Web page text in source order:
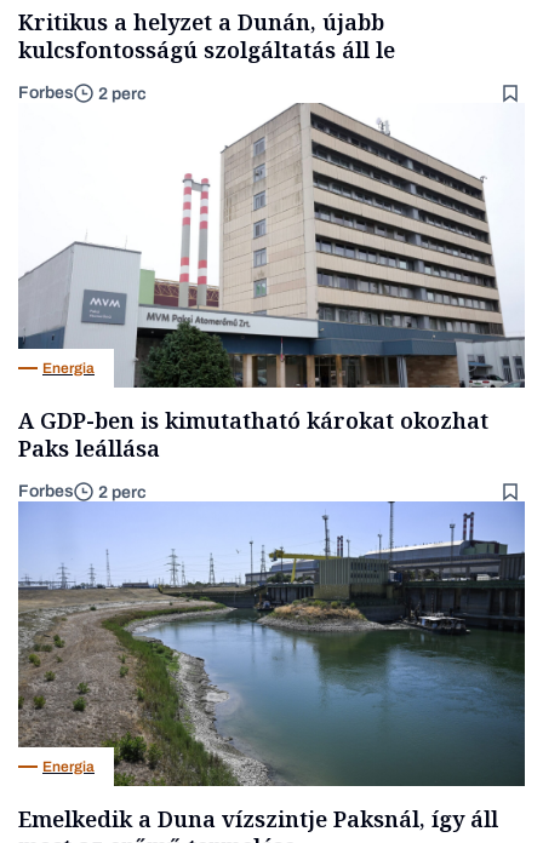
Kritikus a helyzet a Dunán, újabb
kulcsfontosságú szolgáltatás áll le
Forbes 2 perc
Energia
A GDP-ben is kimutatható károkat okozhat
Paks leállása
Forbes 2 perc
Energia
Emelkedik a Duna vízszintje Paksnál, így áll